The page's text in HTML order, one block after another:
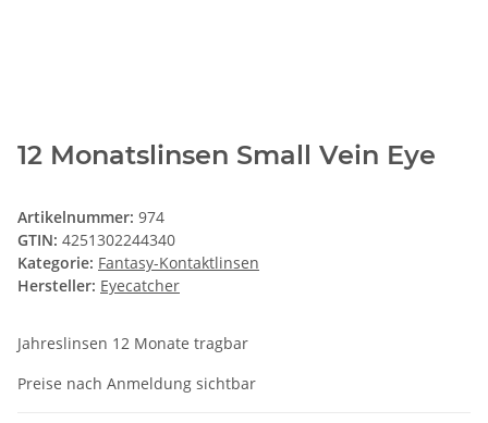
12 Monatslinsen Small Vein Eye
Artikelnummer: 974
GTIN: 4251302244340
Kategorie: Fantasy-Kontaktlinsen
Hersteller: Eyecatcher
Jahreslinsen 12 Monate tragbar
Preise nach Anmeldung sichtbar